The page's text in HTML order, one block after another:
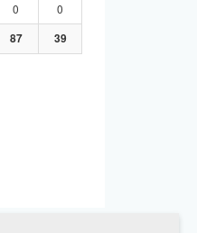
0
0
87 39